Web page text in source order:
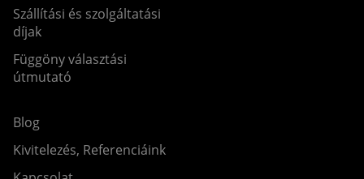
Szállítási és szolgáltatási
díjak
Függöny választási
útmutató
Blog
Kivitelezés, Referenciáink